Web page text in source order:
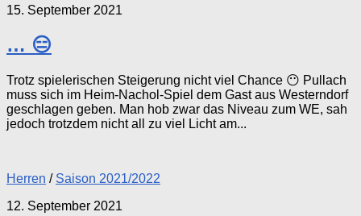
15. September 2021
… 😑
Trotz spielerischen Steigerung nicht viel Chance 😶 Pullach
muss sich im Heim-Nachol-Spiel dem Gast aus Westerndorf
geschlagen geben. Man hob zwar das Niveau zum WE, sah
jedoch trotzdem nicht all zu viel Licht am...
Herren / Saison 2021/2022
12. September 2021